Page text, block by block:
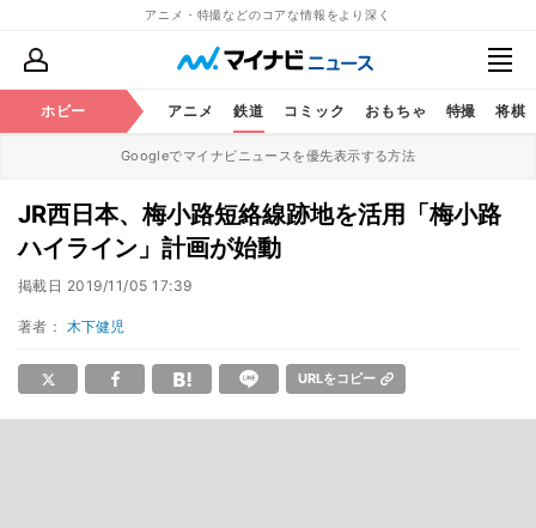
アニメ・特撮などのコアな情報をより深く
ホビー アニメ 鉄道 コミック おもちゃ 特撮 将棋
Googleでマイナビニュースを優先表示する方法
JR西日本、梅小路短絡線跡地を活用「梅小路
ハイライン」計画が始動
掲載日 2019/11/05 17:39
著者： 木下健児
URLをコピー